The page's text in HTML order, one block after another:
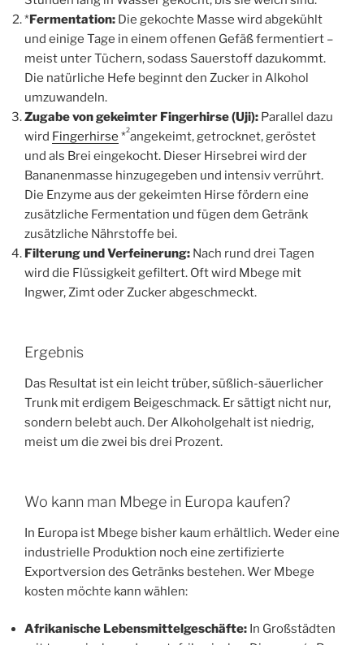
*Fermentation: Die gekochte Masse wird abgekühlt
und einige Tage in einem offenen Gefäß fermentiert –
meist unter Tüchern, sodass Sauerstoff dazukommt.
Die natürliche Hefe beginnt den Zucker in Alkohol
umzuwandeln.
Zugabe von gekeimter Fingerhirse (Uji): Parallel dazu
wird Fingerhirse *2angekeimt, getrocknet, geröstet
und als Brei eingekocht. Dieser Hirsebrei wird der
Bananenmasse hinzugegeben und intensiv verrührt.
Die Enzyme aus der gekeimten Hirse fördern eine
zusätzliche Fermentation und fügen dem Getränk
zusätzliche Nährstoffe bei.
Filterung und Verfeinerung: Nach rund drei Tagen
wird die Flüssigkeit gefiltert. Oft wird Mbege mit
Ingwer, Zimt oder Zucker abgeschmeckt.
Ergebnis
Das Resultat ist ein leicht trüber, süßlich-säuerlicher
Trunk mit erdigem Beigeschmack. Er sättigt nicht nur,
sondern belebt auch. Der Alkoholgehalt ist niedrig,
meist um die zwei bis drei Prozent.
Wo kann man Mbege in Europa kaufen?
In Europa ist Mbege bisher kaum erhältlich. Weder eine
industrielle Produktion noch eine zertifizierte
Exportversion des Getränks bestehen. Wer Mbege
kosten möchte kann wählen:
Afrikanische Lebensmittelgeschäfte: In Großstädten